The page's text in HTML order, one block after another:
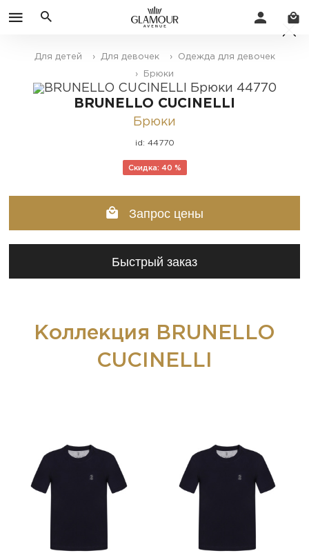
Для детей › Для девочек › Одежда для девочек
› Брюки
BRUNELLO CUCINELLI
Брюки
id: 44770
Скидка: 40 %
Запрос цены
Быстрый заказ
Коллекция BRUNELLO
CUCINELLI